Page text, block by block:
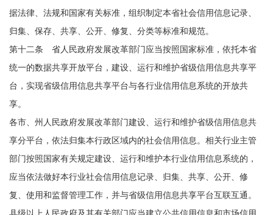
据法律、法规和国家有关标准，组织制定本省社会信用信息记录、
归集、保存、共享、公开、修复、分类等标准和规范。
第十二条 省人民政府发展改革部门应当按照国家标准，依托本省
统一的数据共享开放平台，建设、运行和维护省级信用信息共享平
台，实现省级信用信息共享平台与各行业信用信息系统的开放共
享。
各市、州人民政府发展改革部门建设、运行和维护省级信用信息共
享分平台，依法归集本行政区域内的社会信用信息。相关行业主管
部门按照国家有关规定建设、运行和维护本行业信用信息系统的，
应当依法做好本行业社会信用信息记录、归集、共享、公开、修
复、使用和监督管理工作，并与省级信用信息共享平台互联互通。